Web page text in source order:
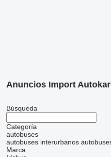
Anuncios Import
Búsqueda
Categoría
autobuses
autobuses interurbanos
Marca